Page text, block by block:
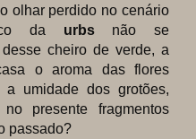
olhar perdido no cenário
da urbs não se
cheiro de verde, a
o aroma das flores
a umidade dos grotões,
no presente fragmentos
passado?